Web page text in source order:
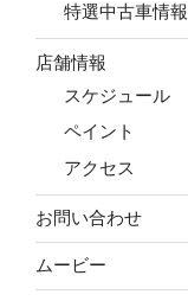
特選中古車情報
店舗情報
スケジュール
ペイント
アクセス
お問い合わせ
ムービー